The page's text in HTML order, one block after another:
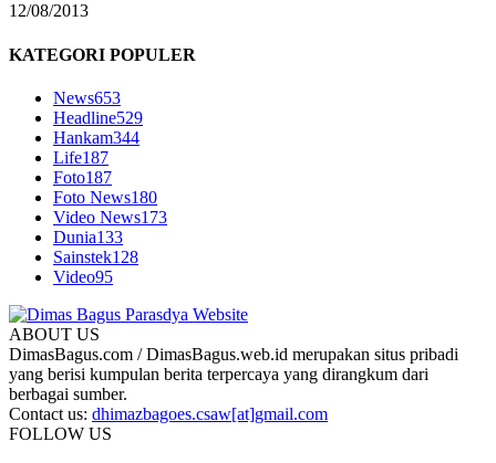
12/08/2013
KATEGORI POPULER
News653
Headline529
Hankam344
Life187
Foto187
Foto News180
Video News173
Dunia133
Sainstek128
Video95
ABOUT US
DimasBagus.com / DimasBagus.web.id merupakan situs pribadi
yang berisi kumpulan berita terpercaya yang dirangkum dari
berbagai sumber.
Contact us: dhimazbagoes.csaw[at]gmail.com
FOLLOW US